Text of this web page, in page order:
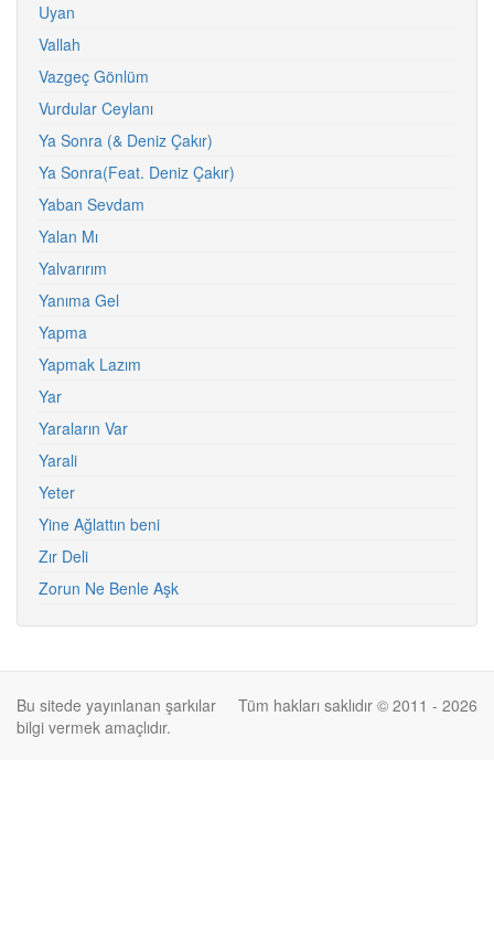
Uyan
Vallah
Vazgeç Gönlüm
Vurdular Ceylanı
Ya Sonra (& Deniz Çakır)
Ya Sonra(Feat. Deniz Çakır)
Yaban Sevdam
Yalan Mı
Yalvarırım
Yanıma Gel
Yapma
Yapmak Lazım
Yar
Yaraların Var
Yarali
Yeter
Yine Ağlattın beni
Zır Deli
Zorun Ne Benle Aşk
Tüm hakları saklıdır © 2011 - 2026
Bu sitede yayınlanan şarkılar
bilgi vermek amaçlıdır.